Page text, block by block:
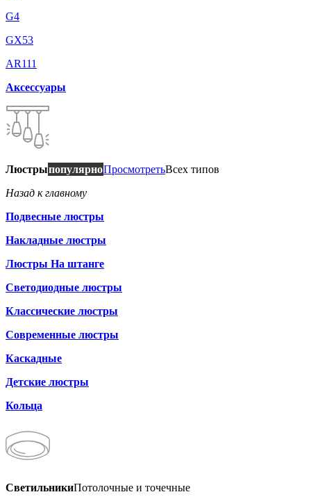
G4
GX53
AR111
Аксессуары
ЛюстрыпопулярноПросмотретьВсех типов
Назад к главному
Подвесные люстры
Накладные люстры
Люстры На штанге
Светодиодные люстры
Классические люстры
Современные люстры
Каскадные
Детские люстры
Кольца
СветильникиПотолочные и точечные